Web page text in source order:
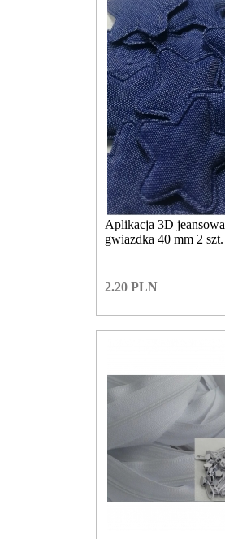
Aplikacja 3D jeansowa
gwiazdka 40 mm 2 szt.
2.20 PLN